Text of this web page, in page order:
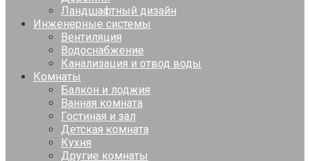
Ландшафтный дизайн
Инженерные системы
Вентиляция
Водоснабжение
Канализация и отвод воды
Комнаты
Балкон и лоджия
Ванная комната
Гостиная и зал
Детская комната
Кухня
Другие комнаты